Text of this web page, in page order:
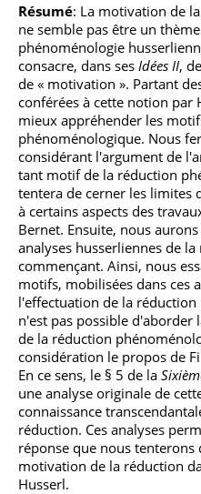
Résumé: La motivation de
ne semble pas être un
phénoménologie
consacre, dans ses Idées II,
de « motivation ». Partant
conférées à cette notion par
mieux appréhender les
phénoménologique. Nous
considérant l'argument de
tant motif de la réduction
tentera de cerner les limites
à certains aspects des
Bernet. Ensuite, nous
analyses husserliennes de
commençant. Ainsi, nous
motifs, mobilisées dans ces
l'effectuation de la
n'est pas possible
de la réduction
considération le propos de
En ce sens, le § 5 de la
une analyse originale de
connaissance
réduction. Ces analyses
réponse que nous
motivation de la réduction
Husserl.